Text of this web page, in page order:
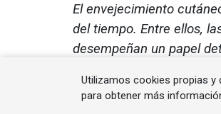
Utilizamos cookies propias y
para obtener más
El envejecimiento
del tiempo. Entre ellos,
desempeñan un papel
integrada, facilitando el